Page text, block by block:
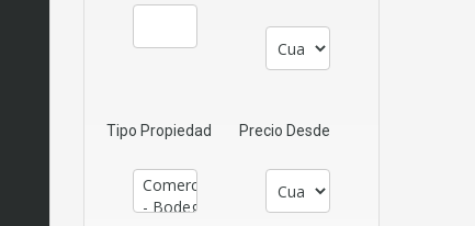
Tipo Propiedad Precio Desde